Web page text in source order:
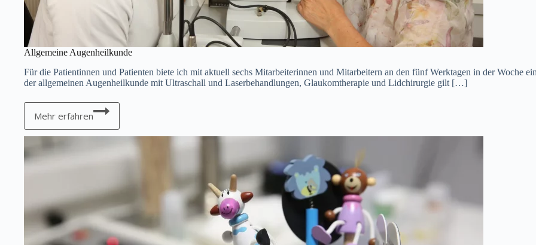
Allgemeine Augenheilkunde
Für die Patientinnen und Patienten biete ich mit aktuell sechs Mitarbeiterinnen und Mitarbeitern an den fünf Werktagen in der Woche
der allgemeinen Augenheilkunde mit Ultraschall und Laserbehandlungen, Glaukomtherapie und Lidchirurgie gilt […]
Mehr erfahren
Allgemeine
Augenheilkunde